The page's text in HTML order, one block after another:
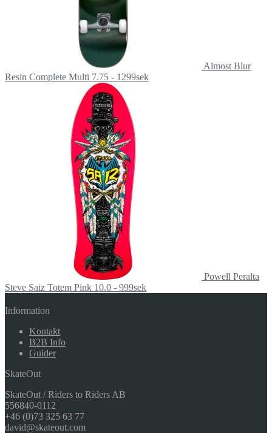
Almost Blur
Resin Complete Multi 7.75 - 1299sek
Powell Peralta
Steve Saiz Totem Pink 10.0 - 999sek
Information
Kontakt
B2B Info
Guider
SkateOut
SkateOut / Riders to Riders AB
556840-0112
+46 (0)73 325 63 77
david@skateout.com